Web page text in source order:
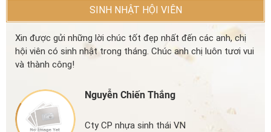
SINH NHẬT HỘI VIÊN
Xin được gửi những lời chúc tốt đẹp nhất đến các anh, chị
hội viên có sinh nhật trong tháng. Chúc anh chị luôn tươi vui
và thành công!
Nguyễn Chiến Thắng
Cty CP nhựa sinh thái VN